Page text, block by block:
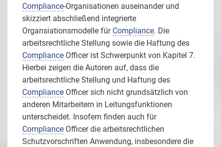
Compliance-Organisationen auseinander und
skizziert abschließend integrierte
Organsiationsmodelle für Compliance. Die
arbeitsrechtliche Stellung sowie die Haftung des
Compliance Officer ist Schwerpunkt von Kapitel 7.
Hierbei zeigen die Autoren auf, dass die
arbeitsrechtliche Stellung und Haftung des
Compliance Officer sich nicht grundsätzlich von
anderen Mitarbeitern in Leitungsfunktionen
unterscheidet. Insofern finden auch für
Compliance Officer die arbeitsrechtlichen
Schutzvorschriften Anwendung, insbesondere die